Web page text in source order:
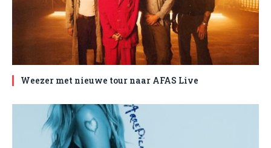
Weezer met nieuwe tour naar AFAS Live